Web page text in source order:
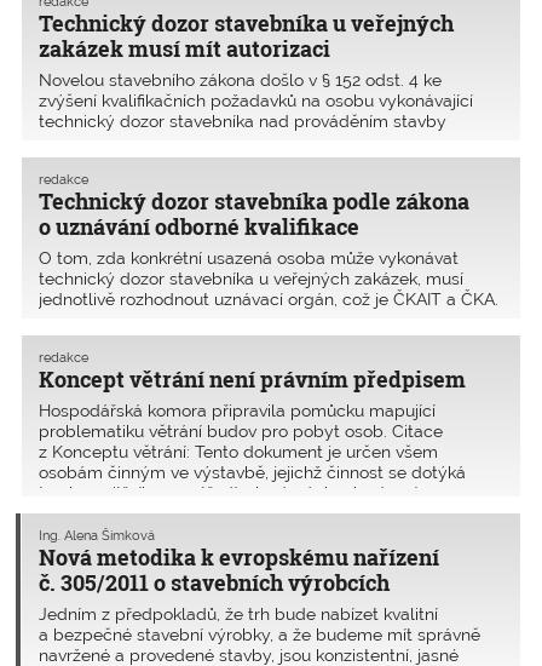
Technický dozor stavebníka u veřejných
zakázek musí mít autorizaci
Novelou stavebního zákona došlo v § 152 odst. 4 ke
zvýšení kvalifikačních požadavků na osobu vykonávající
technický dozor stavebníka nad prováděním stavby
podnikatel jako zhotovitel. Do 31. 12. 2017 u stavby fi
Technický dozor stavebníka podle zákona
o uznávání odborné kvalifikace
redakce
O tom, zda konkrétní usazená osoba může vykonávat
technický dozor stavebníka u veřejných zakázek, musí
jednotlivě rozhodnout uznávací orgán, což je ČKAIT a ČKA.
ředitelku odboru stavebního řádu MMR ČR, o stanovis
Koncept větrání není právním předpisem
redakce
Hospodářská komora připravila pomůcku mapující
problematiku větrání budov pro pobyt osob. Citace
z Konceptu větrání: Tento dokument je určen všem
osobám činným ve výstavbě, jejichž činnost se dotýká
tvorby vnitřního prostředí v budovách – budoucím
stavebníkům, u
Nová metodika k evropskému nařízení
č. 305/2011 o stavebních výrobcích
Ing. Alena Šimková
Jedním z předpokladů, že trh bude nabízet kvalitní
a bezpečné stavební výrobky, a že budeme mít správně
navržené a provedené stavby, jsou konzistentní, jasné